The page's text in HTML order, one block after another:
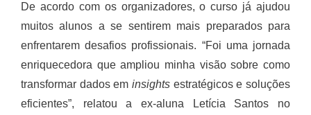
De acordo com os organizadores, o curso já ajudou
muitos alunos a se sentirem mais preparados para
enfrentarem desafios profissionais. “Foi uma jornada
enriquecedora que ampliou minha visão sobre como
transformar dados em insights estratégicos e soluções
eficientes”, relatou a ex-aluna Letícia Santos no